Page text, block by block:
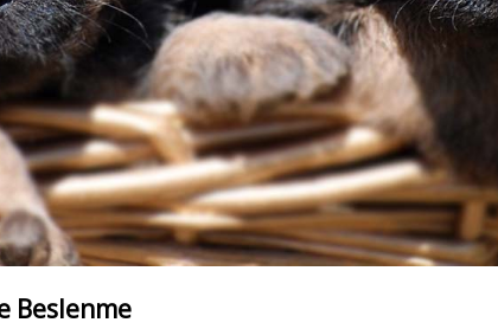
Beslenme